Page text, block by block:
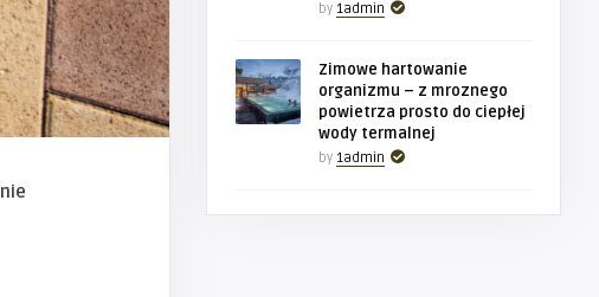
by 1admin
Zimowe hartowanie
organizmu – z mroznego
powietrza prosto do ciepłej
wody termalnej
by 1admin